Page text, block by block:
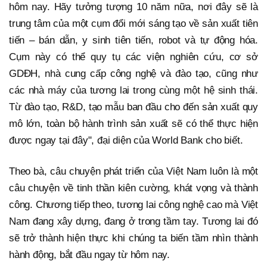
hôm nay. Hãy tưởng tượng 10 năm nữa, nơi đây sẽ là
trung tâm của một cụm đổi mới sáng tạo về sản xuất tiên
tiến – bán dẫn, y sinh tiên tiến, robot và tự động hóa.
Cụm này có thể quy tụ các viện nghiên cứu, cơ sở
GDĐH, nhà cung cấp công nghệ và đào tạo, cũng như
các nhà máy của tương lai trong cùng một hệ sinh thái.
Từ đào tạo, R&D, tạo mẫu ban đầu cho đến sản xuất quy
mô lớn, toàn bộ hành trình sản xuất sẽ có thể thực hiện
được ngay tại đây", đại diện của World Bank cho biết.
Theo bà, câu chuyện phát triển của Việt Nam luôn là một
câu chuyện về tinh thần kiên cường, khát vọng và thành
công. Chương tiếp theo, tương lai công nghệ cao mà Việt
Nam đang xây dựng, đang ở trong tầm tay. Tương lai đó
sẽ trở thành hiện thực khi chúng ta biến tầm nhìn thành
hành động, bắt đầu ngay từ hôm nay.